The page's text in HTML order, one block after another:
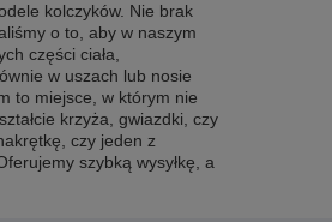
kolczyków. Nie brak
o to, aby w naszym
części ciała,
w uszach lub nosie
to miejsce, w którym nie
krzyża, gwiazdki, czy
czy jeden z
szybką wysyłkę, a